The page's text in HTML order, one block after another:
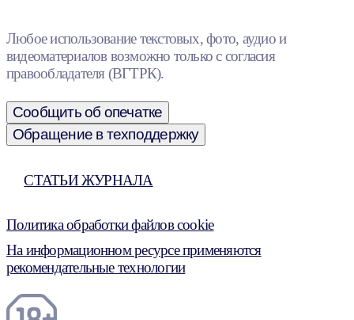
Любое использование текстовых, фото, аудио и
видеоматериалов возможно только с согласия
правообладателя (ВГТРК).
Сообщить об опечатке
Обращение в техподдержку
СТАТЬИ ЖУРНАЛА
Политика обработки файлов cookie
На информационном ресурсе применяются
рекомендательные технологии